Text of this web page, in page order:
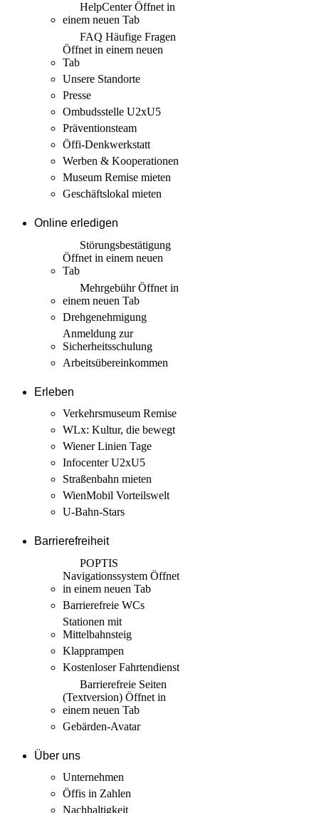
HelpCenterÖffnet in
einem neuen Tab
FAQ Häufige Fragen
Öffnet in einem neuen
Tab
Unsere Standorte
Presse
Ombudsstelle U2xU5
Präventionsteam
Öffi-Denkwerkstatt
Werben & Kooperationen
Museum Remise mieten
Geschäftslokal mieten
Online erledigen
Störungs­bestätigung
Öffnet in einem neuen
Tab
MehrgebührÖffnet in
einem neuen Tab
Drehgenehmigung
Anmeldung zur
Sicherheits­schulung
Arbeits­übereinkommen
Erleben
Verkehrsmuseum Remise
WLx: Kultur, die bewegt
Wiener Linien Tage
Infocenter U2xU5
Straßenbahn mieten
WienMobil Vorteilswelt
U-Bahn-Stars
Barrierefreiheit
POPTIS
Navigationssystem Öffnet
in einem neuen Tab
Barrierefreie WCs
Stationen mit
Mittelbahnsteig
Klapprampen
Kostenloser Fahrtendienst
Barrierefreie Seiten
(Textversion) Öffnet in
einem neuen Tab
Gebärden-Avatar
Über uns
Unternehmen
Öffis in Zahlen
Nachhaltigkeit